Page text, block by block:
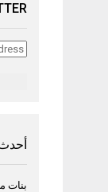
Email
بنات